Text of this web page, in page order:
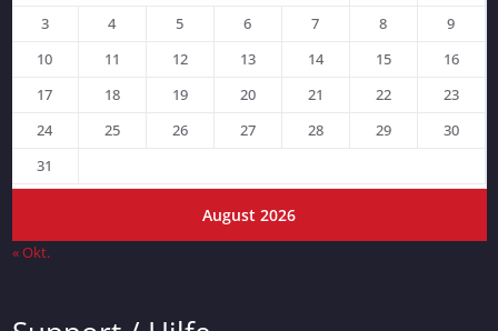
August 2026
3
4 5 6 7 8
9
10
11 12 13 14 15
16
17
18 19 20 21 22
23
24
25 26 27 28 29
30
31
« Okt.